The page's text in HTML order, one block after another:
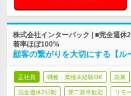
株式会社インターパック | ■完全週
着率ほぼ100%
顧客の繋がりを大切にする【ル
正社員 職種・業種未経験OK 急募
完全週休2日制 第二新卒歓迎 リモ